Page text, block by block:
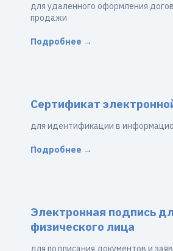
для удаленного оформления
продажи
Подробнее →
Сертификат
для идентификации в
Подробнее →
Электронная подпись
физического лица
для подписания документов и